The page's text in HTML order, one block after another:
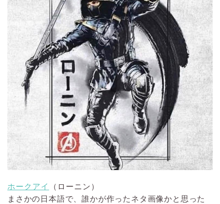
ホークアイ
（ローニン）
まさかの日本語で、誰かが作ったネタ画像かと思った